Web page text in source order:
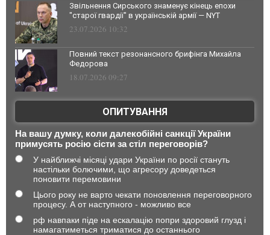
Звільнення Сирського знаменує кінець епохи
"старої гвардії" в українській армії — NYT
23.07.2026 10:32
Повний текст резонансного брифінга Михайла
Федорова
18.07.2026 09:27
ОПИТУВАННЯ
На вашу думку, коли далекобійні санкції України
примусять росію сісти за стіл переговорів?
У найближчі місяці удари України по росії стануть
настільки болючими, що агресору доведеться
поновити перемовини
Цього року не варто чекати поновлення переговорного
процесу. А от наступного - можливо все
рф навпаки піде на ескалацію попри здоровий глузд і
намагатиметься триматися до останнього